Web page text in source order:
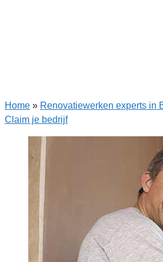
Home » Renovatiewerken experts in
Claim je bedrijf